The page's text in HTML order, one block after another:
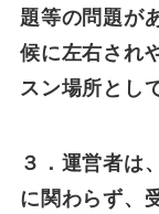
題等の問題が
候に左右され
スン場所とし
３．運営者は
に関わらず、